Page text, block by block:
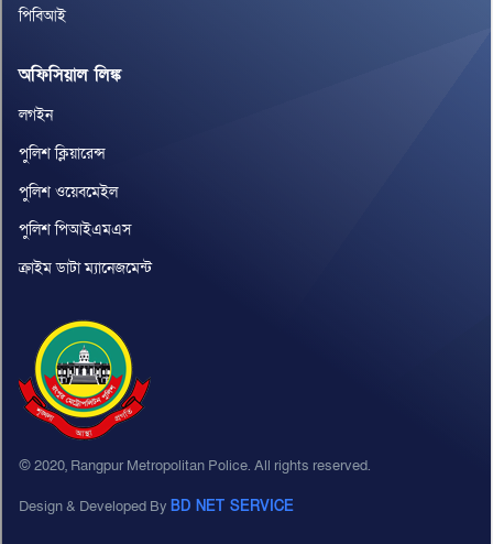
পিবিআই
অফিসিয়াল লিঙ্ক
লগইন
পুলিশ ক্লিয়ারেন্স
পুলিশ ওয়েবমেইল
পুলিশ পিআইএমএস
ক্রাইম ডাটা ম্যানেজমেন্ট
© 2020, Rangpur Metropolitan Police. All rights reserved.
Design & Developed By BD NET SERVICE